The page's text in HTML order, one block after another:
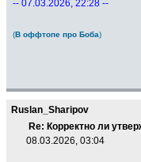
-- 07.03.2026, 22:28 --
(В оффтопе про Боба)
Ruslan_Sharipov
Re: Корректно ли
08.03.2026, 03:04